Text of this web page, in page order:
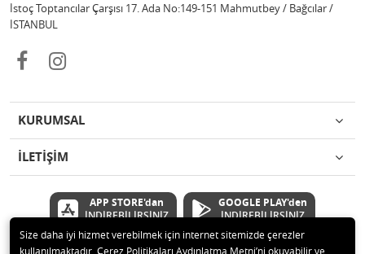
İstoç Toptancılar Çarşısı 17. Ada No:149-151 Mahmutbey / Bağcılar /
İSTANBUL
KURUMSAL
İLETİŞİM
APP STORE'dan
İNDİREBİLİRSİNİZ
GOOGLE PLAY'den
İNDİREBİLİRSİNİZ
Size daha iyi hizmet verebilmek için internet sitemizde çerezler
kullanılmaktadır. Çerez Politikaları Aydınlatma Metni’ni okuyabilir ve